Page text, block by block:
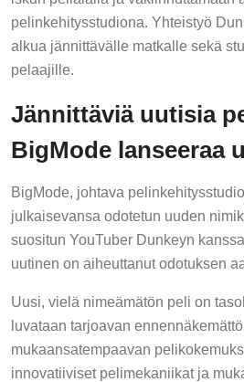
pelinkehitysstudiona. Yhteistyö
alkua jännittävälle matkalle sekä
pelaajille.
Jännittäviä uutisia
BigMode lanseeraa
BigMode, johtava
julkaisevansa odotetun uuden
suositun YouTuber Dunkeyn
uutinen on aiheuttanut odotuksen
Uusi, vielä nimeämätön peli on
luvataan tarjoavan
mukaansatempaavan
innovatiiviset pelimekaniikat ja